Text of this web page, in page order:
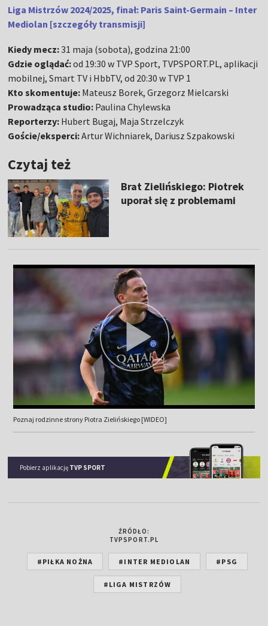
Liga Mistrzów 2024/2025, finał: Paris Saint-Germain – Inter
Mediolan [szczegóły transmisji]
Kiedy mecz:31 maja (sobota), godzina 21:00
Gdzie oglądać:od 19:30 w TVP Sport, TVPSPORT.PL, aplikacji
mobilnej, Smart TV i HbbTV, od 20:30 w TVP 1
Kto skomentuje: Mateusz Borek, Grzegorz Mielcarski
Prowadząca studio: Paulina Chylewska
Reporterzy: Hubert Bugaj, Maja Strzelczyk
Goście/eksperci:Artur Wichniarek, Dariusz Szpakowski
Czytaj też
Brat Zielińskiego: Piotrek
uporał się z problemami
Poznaj rodzinne strony Piotra Zielińskiego [WIDEO]
Pobierz aplikację TVP SPORT
ŹRÓDŁO:
TVPSPORT.PL
#PIŁKA NOŻNA #INTER MEDIOLAN #PSG
#LIGA MISTRZÓW